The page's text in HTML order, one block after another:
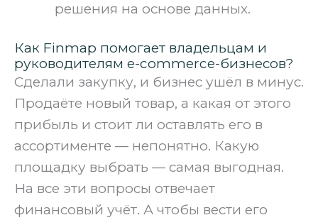
решения на основе данных.
Как Finmap помогает владельцам и
руководителям e-commerce-бизнесов?
Сделали закупку, и бизнес ушёл в минус.
Продаёте новый товар, а какая от этого
прибыль и стоит ли оставлять его в
ассортименте — непонятно. Какую
площадку выбрать — самая выгодная.
На все эти вопросы отвечает
финансовый учёт. А чтобы вести его